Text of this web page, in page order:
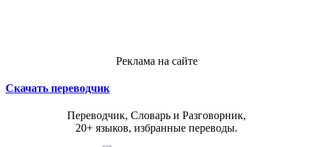
Реклама на сайте
Скачать переводчик
Переводчик, Словарь и Разговорник,
20+ языков, избранные переводы.